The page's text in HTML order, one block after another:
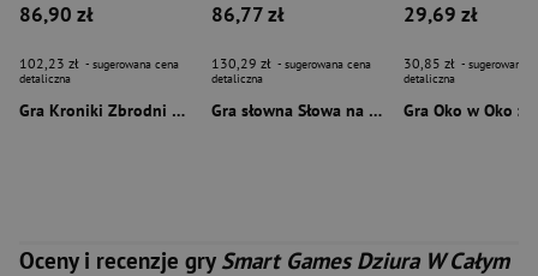
86,90 zł
102,23 zł - sugerowana cena
detaliczna
Gra Kroniki Zbrodni 2400
86,77 zł
130,29 zł - sugerowana cena
detaliczna
Gra słowna Słowa na okrągło EP60439
29,69 zł
30,85 zł - sugerowana
detaliczna
Gra Oko w Oko
Oceny i recenzje gry Smart Games Dziura W Całym